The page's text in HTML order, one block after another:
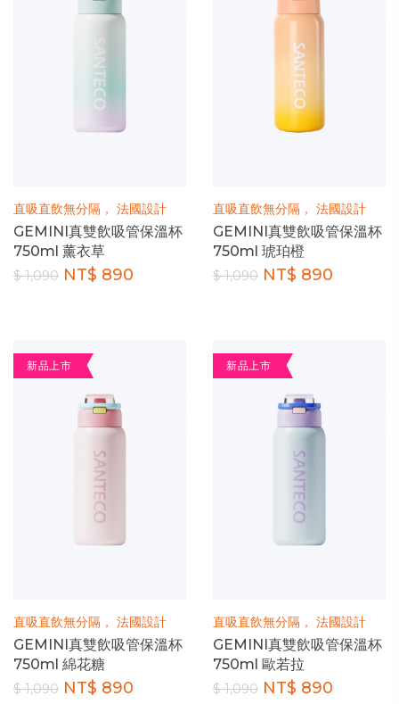
直吸直飲無分隔， 法國設計
GEMINI真雙飲吸管保溫杯
750ml 薰衣草
$ 1,090 NT$ 890
直吸直飲無分隔， 法國設計
GEMINI真雙飲吸管保溫杯
750ml 琥珀橙
$ 1,090 NT$ 890
新品上市
直吸直飲無分隔， 法國設計
GEMINI真雙飲吸管保溫杯
750ml 綿花糖
$ 1,090 NT$ 890
新品上市
直吸直飲無分隔， 法國設計
GEMINI真雙飲吸管保溫杯
750ml 歐若拉
$ 1,090 NT$ 890